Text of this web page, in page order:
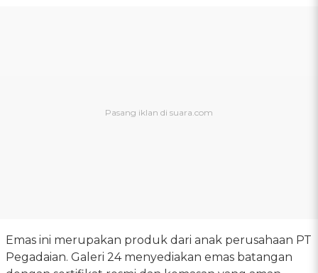
Emas ini merupakan produk dari anak perusahaan PT
Pegadaian. Galeri 24 menyediakan emas batangan